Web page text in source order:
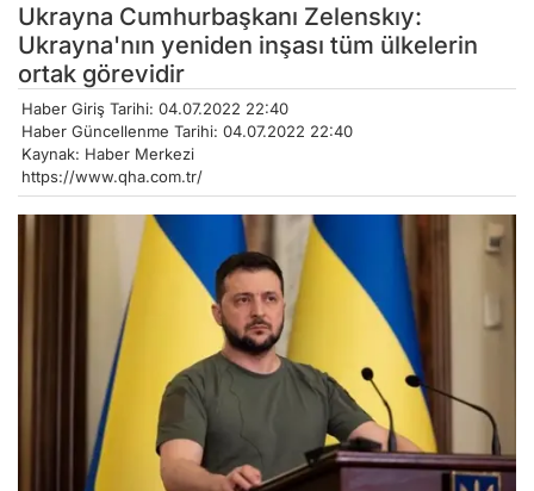
Ukrayna Cumhurbaşkanı Zelenskıy:
Ukrayna'nın yeniden inşası tüm ülkelerin
ortak görevidir
Haber Giriş Tarihi: 04.07.2022 22:40
Haber Güncellenme Tarihi: 04.07.2022 22:40
Kaynak: Haber Merkezi
https://www.qha.com.tr/